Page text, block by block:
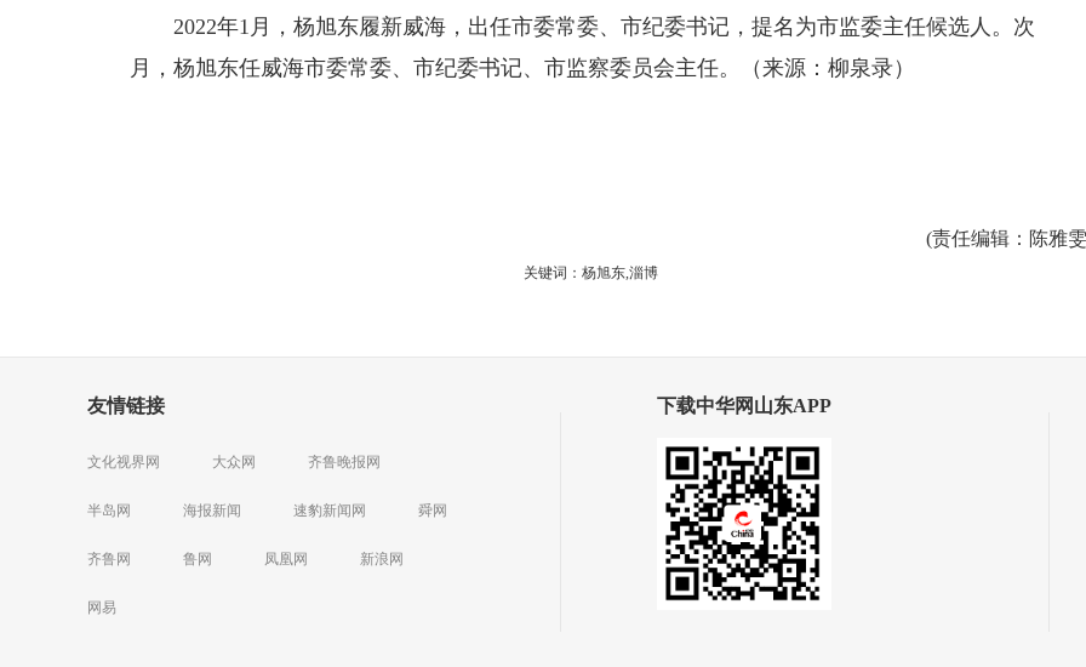
2022年1月，杨旭东履新威海，出任市委常委、市纪委书记，提名为市监委主任候选人。次
月，杨旭东任威海市委常委、市纪委书记、市监察委员会主任。（来源：柳泉录）
(责任编辑 ：陈雅
关键词：杨旭东,淄博
友情链接
文化视界网 大众网 齐鲁晚报网
半岛网 海报新闻 速豹新闻网 舜网
齐鲁网 鲁网 凤凰网 新浪网
网易
下载中华网山东APP